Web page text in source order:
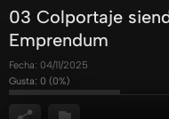
03 Colportaje
Emprendum
Fecha: 04/11/2025
Gusta: 0 (0%)